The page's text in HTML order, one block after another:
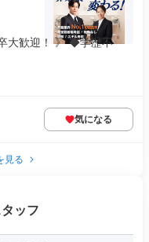
大歓迎！ 》 ◆学歴不
気になる
見る
ッフ